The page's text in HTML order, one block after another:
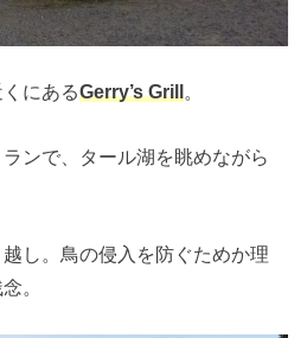
にあるGerry’s Grill。
ンで、タール湖を眺めながら
し。鳥の侵入を防ぐためか理
。